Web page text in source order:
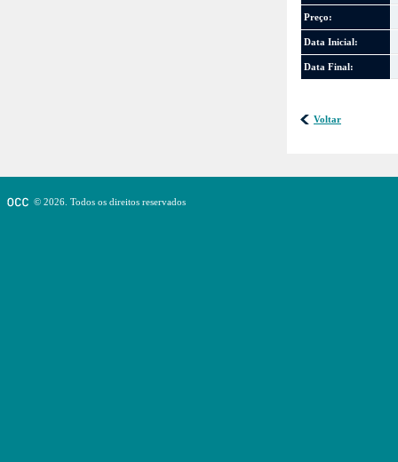
Preço:
Data Inicial:
Data Final:
Voltar
© 2026. Todos os direitos reservados